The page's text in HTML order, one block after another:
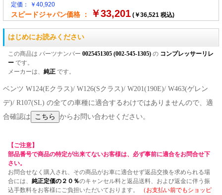
定価： ￥40,920
スピードジャパン価格 ： ￥33,201 (￥36,521 税込)
はじめにお読みください
この商品は パーツナンバー 0025451305 (002-545-1305) の コンプレッサーリレ
ー です。
メーカーは、 純正 です。
ベンツ W124(Eクラス)/ W126(Sクラス)/ W201(190E)/ W463(ゲレン
デ)/ R107(SL) の全ての車種に適合するわけではありませんので、適
合確認は
からお問い合わせください。
【ご注意】
部品番号で商品の特定が出来てないお客様は、必ず事前に適合をお問合せ下
さい。
お問合せなく購入され、その商品がお車に適合せず返品交換を求められる場
合には、 純正定価の２０％のキャンセル料と返品送料、および返金に伴う振
込手数料をお客様にご負担いただいております。
（お支払い前でもショッピ